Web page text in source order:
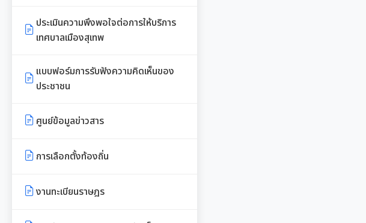
การจัดการพื้นที่สีเขียวในเมือง
สาธารณสุขและสิ่งแวดล้อม
สังคม
ประชาสัมพันธ์อาเซียนปี ๒๕๖๒
เอกสารดาวน์โหลด: กองคลัง
เอกสารดาวน์โหลด: กองสวัสดิการ
และสิ่งแวดล้อม
พรบ./กฎหมาย เอกสาร
ประชาสัมพันธ์
แบบบัญชีรายการที่ดินและสิ่งปลูก
ภ.ด.ส.4
บัญชีราคาประเมินทุนทรัพย์ที่ดินสิ่ง
บัญชีราคาประเมินทุนทรัพย์ (ห้อง
ประเมินความพึงพอใจต่อการให้บริการ
เทศบาลเมืองสุเทพ
แบบฟอร์มการรับฟังความคิดเห็นของ
ประชาชน
ศูนย์ข้อมูลข่าวสาร
การเลือกตั้งท้องถิ่น
งานทะเบียนราษฎร